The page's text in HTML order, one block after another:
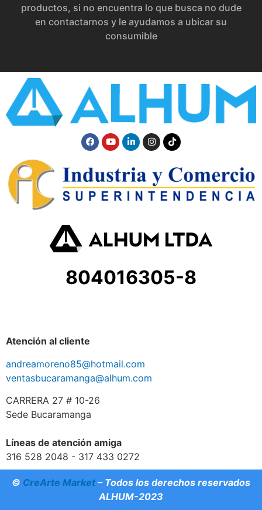
productos, si no encuentra lo que busca no dude
en contactarnos y le ayudamos a ubicar su
consumible
804016305-8
Atención al cliente
andreamoreno85@hotmail.com
ventasbucaramanga@alhum.com
CARRERA 27 # 10-26
Sede Bucaramanga
Líneas de atención amiga
316 528 2048 - 317 433 0272
© CreArte Market – Todos los derechos reservados
ALHUM-2023